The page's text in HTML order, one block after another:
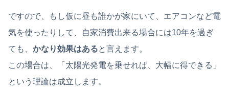
ですので、もし仮に昼も誰かが家にいて、エアコンなど電
気を使ったりして、自家消費出来る場合には10年を過ぎ
ても、 かなり効果はあると言えます。
この場合は、「太陽光発電を乗せれば、大幅に得できる」
という理論は成立します。